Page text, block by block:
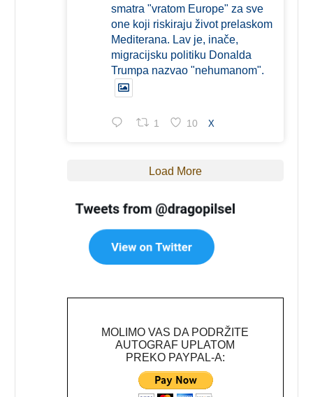
smatra "vratom Europe" za sve
one koji riskiraju život prelaskom
Mediterana. Lav je, inače,
migracijsku politiku Donalda
Trumpa nazvao "nehumanom".
1 10 X
Load More
MOLIMO VAS DA PODRŽITE
AUTOGRAF UPLATOM
PREKO PAYPAL-A: